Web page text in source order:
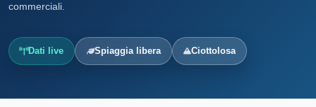
commerciali.
Dati live Spiaggia libera Ciottolosa